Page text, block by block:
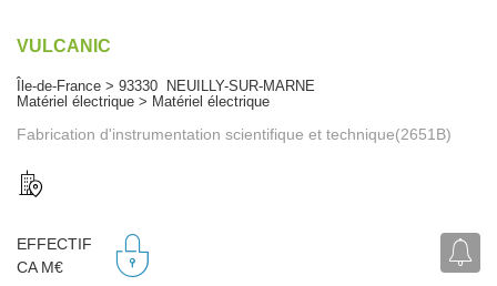
VULCANIC
Île-de-France > 93330 NEUILLY-SUR-MARNE
Matériel électrique > Matériel électrique
Fabrication d'instrumentation scientifique et technique(2651B)
EFFECTIF
CA M€